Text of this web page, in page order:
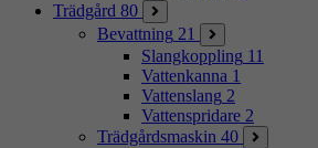
Trädgård 80
Bevattning 21
Slangkoppling 11
Vattenkanna 1
Vattenslang 2
Vattenspridare 2
Trädgårdsmaskin 40